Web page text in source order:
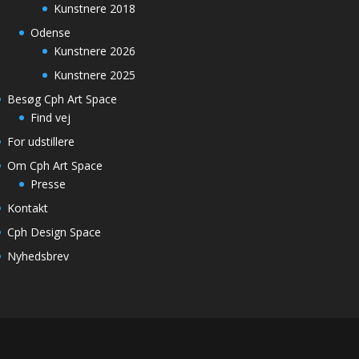
Kunstnere 2018
Odense
Kunstnere 2026
Kunstnere 2025
Besøg Cph Art Space
Find vej
For udstillere
Om Cph Art Space
Presse
Kontakt
Cph Design Space
Nyhedsbrev